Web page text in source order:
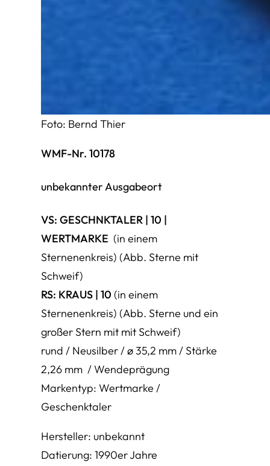
Foto: Bernd Thier
WMF-Nr. 10178
unbekannter Ausgabeort
VS: GESCHNKTALER | 10 |
WERTMARKE (in einem
Sternenenkreis) (Abb. Sterne mit
Schweif)
RS: KRAUS | 10 (in einem
Sternenenkreis) (Abb. Sterne und ein
großer Stern mit mit Schweif)
rund / Neusilber / ø 35,2 mm / Stärke
2,26 mm / Wendeprägung
Markentyp: Wertmarke /
Geschenktaler
Hersteller: unbekannt
Datierung: 1990er Jahre